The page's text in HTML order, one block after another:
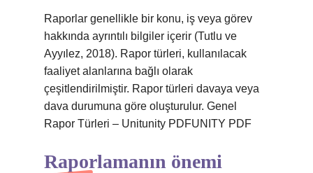
Raporlar genellikle bir konu, iş veya görev
hakkında ayrıntılı bilgiler içerir (Tutlu ve
Ayyılez, 2018). Rapor türleri, kullanılacak
faaliyet alanlarına bağlı olarak
çeşitlendirilmiştir. Rapor türleri davaya veya
dava durumuna göre oluşturulur. Genel
Rapor Türleri – Unitunity PDFUNITY PDF
Raporlamanın önemi